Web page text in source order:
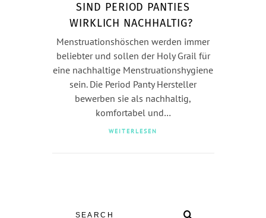
SIND PERIOD PANTIES
WIRKLICH NACHHALTIG?
Menstruationshöschen werden immer
beliebter und sollen der Holy Grail für
eine nachhaltige Menstruationshygiene
sein. Die Period Panty Hersteller
bewerben sie als nachhaltig,
komfortabel und…
WEITERLESEN